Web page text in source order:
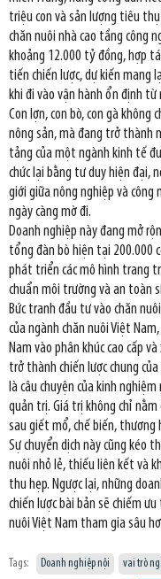
triệu con và sản lượng tiêu
chăn nuôi nhà cao tầng công
khoảng 12.000 tỷ đồng, hợp
tiến chiến lược, dự kiến mang
khi đi vào vận hành ổn định từ
Con lợn, con bò, con gà không
nông sản, mà đang trở thành
tảng của một ngành kinh tế
chức lại bằng tư duy hiện đại,
giới giữa nông nghiệp và công
ngày càng mờ đi.
Doanh nghiệp này đang mở
tổng đàn bò hiện tại 200.000
phát triển các mô hình trang
chuẩn môi trường và an toàn
Bức tranh đầu tư vào chăn
của ngành chăn nuôi Việt
Nam vào phân khúc cao cấp
trở thành chiến lược chung
là câu chuyện của kinh
quản trị. Giá trị không chỉ
sau giết mổ, chế biến, thương
Sự chuyển dịch này cũng kéo
nuôi nhỏ lẻ, thiếu liên kết và
thu hẹp. Ngược lại, những
chiến lược bài bản sẽ chiếm
nuôi Việt Nam tham gia sâu
Tags: Doanh nghiệp nội vai trò